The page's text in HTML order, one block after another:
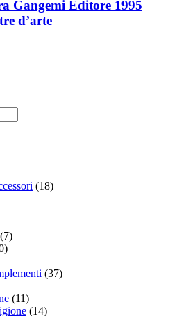
Gangemi Editore 1995
d’arte
(18)
(7)
(37)
(11)
(14)